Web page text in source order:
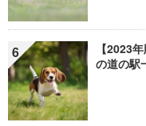
6
【2023
の道の駅